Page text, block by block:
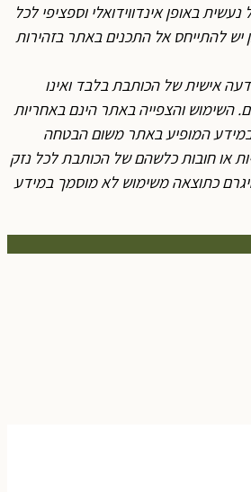
באופן אינדווידואלי וספציפי לכל
להתייחס אל התכנים באתר בזהירות
אישית של הכותבת בלבד ואינו
השימוש והצפייה באתר הינם באחריות
המופיע באתר משום הבטחה
או חובות כלשהם של הכותבת לכל נזק
כתוצאה משימוש לא מוסמך במידע